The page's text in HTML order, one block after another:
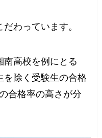
わっています。
南高校を例にとる
を除く受験生の合格
合格率の高さが分